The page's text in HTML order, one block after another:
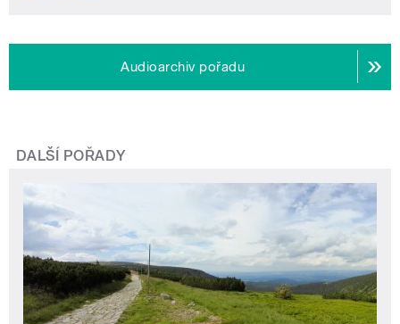
Audioarchiv pořadu
DALŠÍ POŘADY